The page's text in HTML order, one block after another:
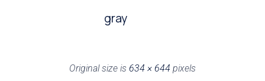
gray
Original size is 634 × 644 pixels